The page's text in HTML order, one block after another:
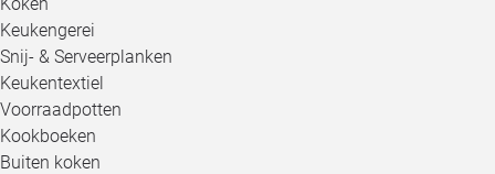
Keukengerei
Snij- & Serveerplanken
Keukentextiel
Voorraadpotten
Kookboeken
Buiten koken